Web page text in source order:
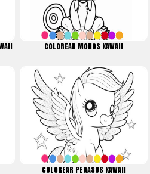
COLOREAR MONOS KAWAII
COLOREAR PEGASUS KAWAII